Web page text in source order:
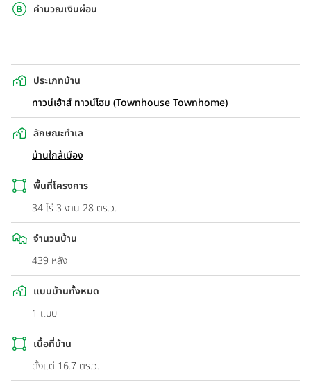
คำนวณเงินผ่อน
ประเภทบ้าน
ทาวน์เฮ้าส์ ทาวน์โฮม (Townhouse Townhome)
ลักษณะทำเล
บ้านใกล้เมือง
พื้นที่โครงการ
34 ไร่ 3 งาน 28 ตร.ว.
จำนวนบ้าน
439 หลัง
แบบบ้านทั้งหมด
1 แบบ
เนื้อที่บ้าน
ตั้งแต่ 16.7 ตร.ว.